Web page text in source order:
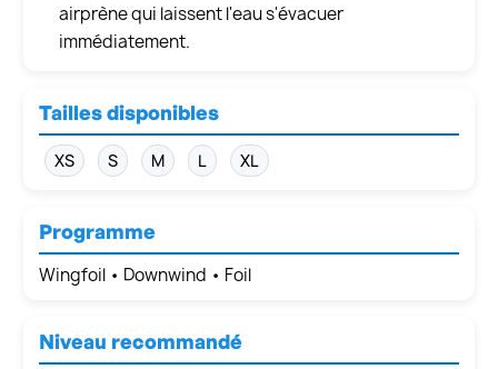
airprène qui laissent l'eau s'évacuer
immédiatement.
Tailles disponibles
XS S M L XL
Programme
Wingfoil • Downwind • Foil
Niveau recommandé